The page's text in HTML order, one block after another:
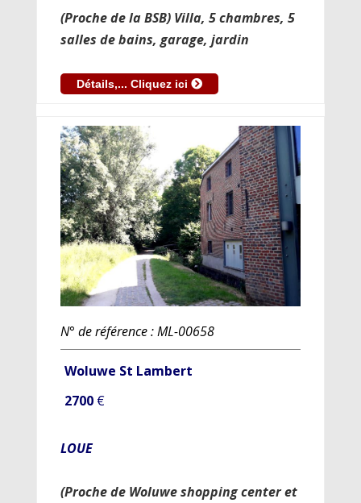
(Proche de la BSB) Villa, 5 chambres, 5
salles de bains, garage, jardin
Détails,... Cliquez ici
N° de référence : ML-00658
Woluwe St Lambert
2700€
LOUE
(Proche de Woluwe shopping center et